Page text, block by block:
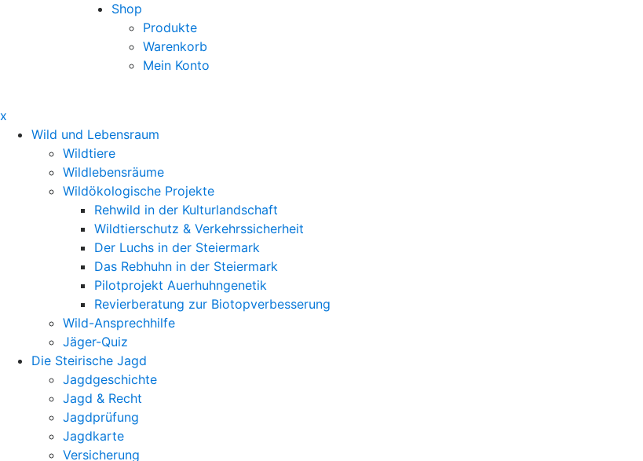
Shop
Produkte
Warenkorb
Mein Konto
x
Wild und Lebensraum
Wildtiere
Wildlebensräume
Wildökologische Projekte
Rehwild in der Kulturlandschaft
Wildtierschutz & Verkehrssicherheit
Der Luchs in der Steiermark
Das Rebhuhn in der Steiermark
Pilotprojekt Auerhuhngenetik
Revierberatung zur Biotopverbesserung
Wild-Ansprechhilfe
Jäger-Quiz
Die Steirische Jagd
Jagdgeschichte
Jagd & Recht
Jagdprüfung
Jagdkarte
Versicherung